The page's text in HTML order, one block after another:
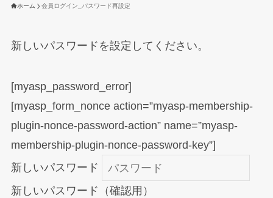
ホーム 会員ログイン_パスワード再設定
新しいパスワードを設定してください。
[myasp_password_error]
[myasp_form_nonce action=”myasp-membership-
plugin-nonce-password-action” name=”myasp-
membership-plugin-nonce-password-key”]
新しいパスワード
新しいパスワード（確認用）